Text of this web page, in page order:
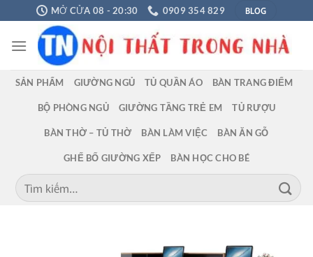
Chuyển
đến
nội
MỞ CỬA 08 - 20:30 0909 354 829 BLOG
SẢN PHẨM GIƯỜNG NGỦ TỦ QUẦN ÁO BÀN TRANG ĐIỂM
BỘ PHÒNG NGỦ GIƯỜNG TẦNG TRẺ EM TỦ RƯỢU
BÀN THỜ – TỦ THỜ BÀN LÀM VIỆC BÀN ĂN GỖ
GHẾ BỐ GIƯỜNG XẾP BÀN HỌC CHO BÉ
Tìm
kiếm: